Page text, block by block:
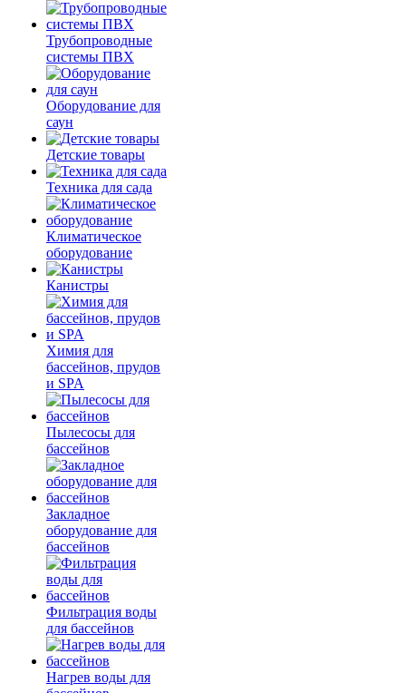
Трубопроводные
системы ПВХ
Оборудование для
саун
Детские товары
Техника для сада
Климатическое
оборудование
Канистры
Химия для
бассейнов, прудов
и SPA
Пылесосы для
бассейнов
Закладное
оборудование для
бассейнов
Фильтрация воды
для бассейнов
Нагрев воды для